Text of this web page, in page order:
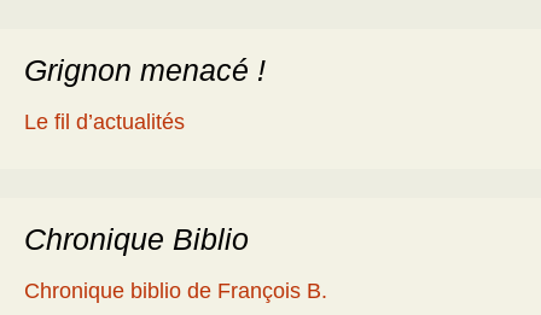
Grignon menacé !
Le fil d’actualités
Chronique Biblio
Chronique biblio de François B.